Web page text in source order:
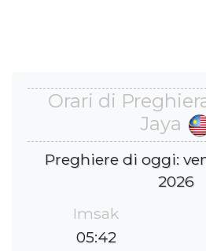
Orari di
Jaya
Preghiere di oggi:
2026
Imsak
05:42